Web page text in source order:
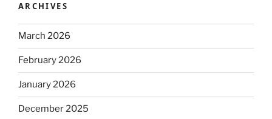
ARCHIVES
March 2026
February 2026
January 2026
December 2025